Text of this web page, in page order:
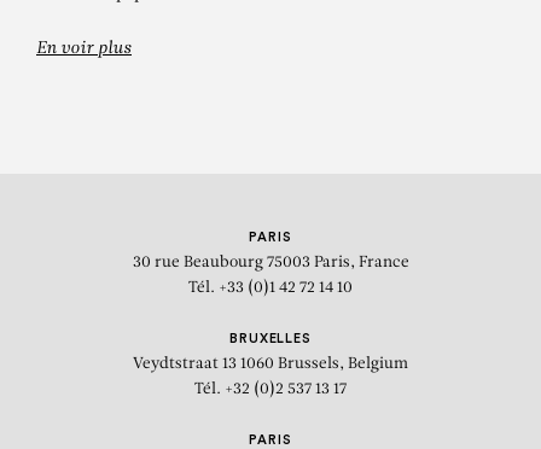
En voir plus
PARIS
30 rue Beaubourg 75003 Paris, France
Tél. +33 (0)1 42 72 14 10
BRUXELLES
Veydtstraat 13 1060 Brussels, Belgium
Tél. +32 (0)2 537 13 17
PARIS